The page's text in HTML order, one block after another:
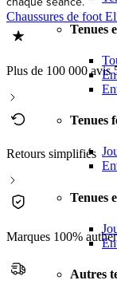
Tenues
Tenues
Tenues
Autres
Chaussures de foot
Plus de 100 000 avis
Retours simplifiés
Marques 100%